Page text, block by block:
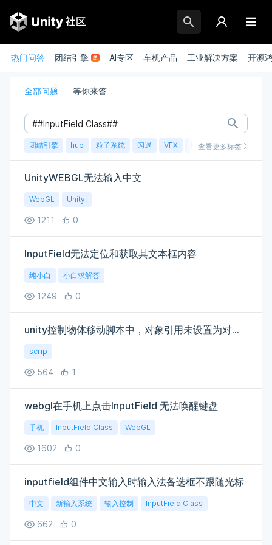
热门问答 团结引擎 AI专区 车机产品 工业解决方案 开源
全部问题 等你来答
团结引擎 hub 粒子系统 闪退 VFX 崩溃 账号 渲染
查看更多标签
UnityWEBGL无法输入中文
WebGL Unity,
1211 0
InputField无法定位和获取其文本框内容
纯小白 小白求解答
1249 0
unity控制物体移动脚本中，对象引用未设置为对象的实例
scrip
564 1
webgl在手机上点击InputField 无法唤醒键盘
手机 InputField Class WebGL
1602 0
inputfield组件中文输入时输入法备选框不跟随光标
中文 新输入系统 输入控制 InputField Class
662 0